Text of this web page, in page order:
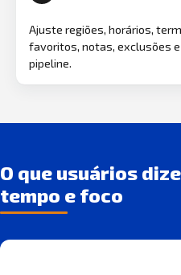
Ajuste regiões, horários,
favoritos, notas, exclusões
pipeline.
O que usuários
tempo e foco